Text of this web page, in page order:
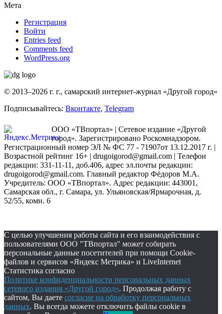
Мета
Регистрация
Войти
Entries feed
Comments feed
WordPress.org
© 2013–2026 г. г., самарский интернет-журнал «Другой город»
Подписывайтесь: Вконтакте, Telegram
ООО «ТВпортал» | Сетевое издание «Другой
город». Зарегистрировано Роскомнадзором.
Регистрационный номер ЭЛ № ФС 77 - 71907от 13.12.2017 г. |
Возрастной рейтинг 16+ | drugoigorod@gmail.com | Телефон
редакции: 331-11-11, доб.406, адрес эл.почты редакции:
drugoigorod@gmail.com. Главный редактор Фёдоров М.А.
Учредитель: ООО «ТВпортал». Адрес редакции: 443001,
Самарская обл., г. Самара, ул. Ульяновская/Ярмарочная, д.
52/55, комн. 6
С целью улучшения работы сайта и его взаимодействия с
пользователями ООО "ТВпортал" может собирать
персональные данные посетителей при помощи Cookie-
файлов и сервисов «Яндекс Метрика» и LiveInternet
Статистика согласно
Политике конфиденциальности персональных данных
сетевого издания «Другой город». Продолжая работу с
сайтом, Вы даете согласие на обработку персональных
данных. Вы всегда можете отключить файлы cookie в